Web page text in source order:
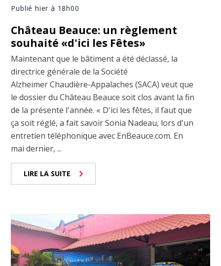
Publié hier à 18h00
Château Beauce: un règlement
souhaité «d'ici les Fêtes»
Maintenant que le bâtiment a été déclassé, la
directrice générale de la Société
Alzheimer Chaudière-Appalaches (SACA) veut que
le dossier du Château Beauce soit clos avant la fin
de la présente l'année. « D'ici les fêtes, il faut que
ça soit réglé, a fait savoir Sonia Nadeau, lors d'un
entretien téléphonique avec EnBeauce.com. En
mai dernier, ...
LIRE LA SUITE